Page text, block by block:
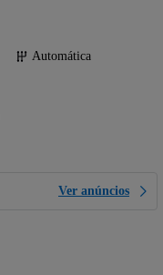
Automática
Ver anúncios